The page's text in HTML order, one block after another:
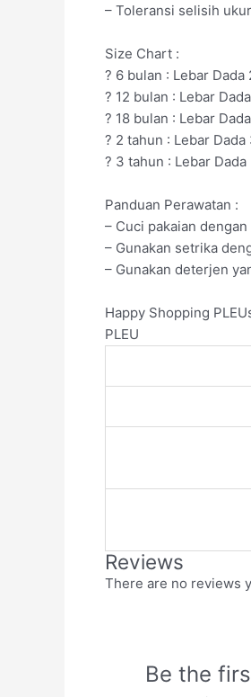
– Toleransi selisih
Size Chart :
? 6 bulan : Lebar
? 12 bulan : Lebar
? 18 bulan : Lebar
? 2 tahun : Lebar
? 3 tahun : Lebar
Panduan Perawatan :
– Cuci pakaian
– Gunakan setrika
– Gunakan deterjen
Happy Shopping
PLEU
Reviews
There are no reviews
Be the